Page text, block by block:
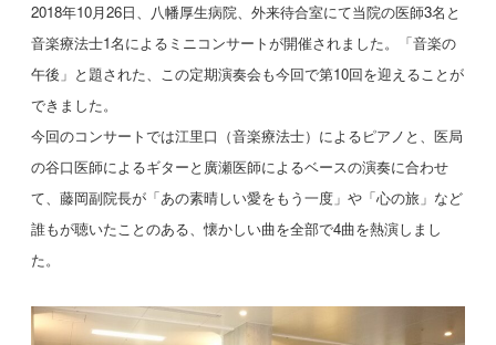
2018年10月26日、八幡厚生病院、外来待合室にて当院の医師3名と
音楽療法士1名によるミニコンサートが開催されました。「音楽の
午後」と題された、この定期演奏会も今回で第10回を迎えることが
できました。
今回のコンサートでは江里口（音楽療法士）によるピアノと、医局
の谷口医師によるギターと廣瀬医師によるベースの演奏に合わせ
て、藤岡副院長が「あの素晴しい愛をもう一度」や「心の旅」など
誰もが聴いたことのある、懐かしい曲を全部で4曲を熱演しまし
た。